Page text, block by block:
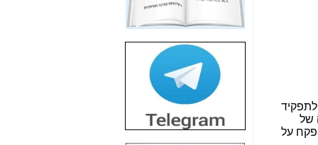
חשיפת חשד לשחיתות
הדומה לזו של "תיק
הסלולר -
חשיפת מה שלא
רוצים שתדעו בעניין
פריסת אנלימיטד
(בניחוח בלתי נסבל) -
כאן